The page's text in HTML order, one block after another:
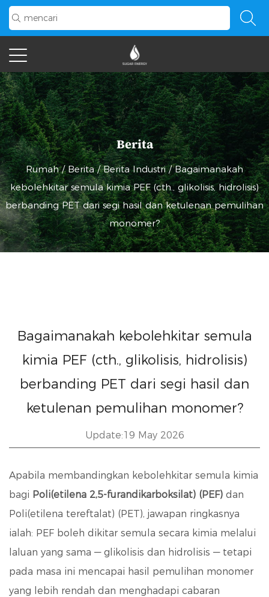
Berita
Rumah/Berita/Berita Industri/Bagaimanakah
kebolehkitar semula kimia PEF (cth., glikolisis, hidrolisis)
berbanding PET dari segi hasil dan ketulenan pemulihan
monomer?
Bagaimanakah kebolehkitar semula
kimia PEF (cth., glikolisis, hidrolisis)
berbanding PET dari segi hasil dan
ketulenan pemulihan monomer?
Update:19 May 2026
Apabila membandingkan kebolehkitar semula kimia
bagi Poli(etilena 2,5-furandikarboksilat) (PEF) dan
Poli(etilena tereftalat) (PET), jawapan ringkasnya
ialah: PEF boleh dikitar semula secara kimia melalui
laluan yang sama — glikolisis dan hidrolisis — tetapi
pada masa ini mencapai hasil pemulihan monomer
yang lebih rendah dan menghadapi cabaran